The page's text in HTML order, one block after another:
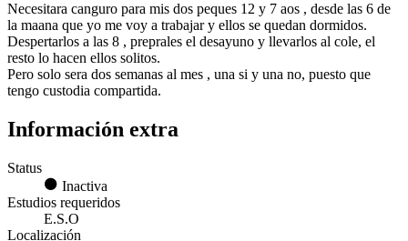
Necesitara canguro para mis dos peques 12 y 7 aos , desde las 6 de
la maana que yo me voy a trabajar y ellos se quedan dormidos.
Despertarlos a las 8 , preprales el desayuno y llevarlos al cole, el
resto lo hacen ellos solitos.
Pero solo sera dos semanas al mes , una si y una no, puesto que
tengo custodia compartida.
Información extra
Status
Inactiva
Estudios requeridos
E.S.O
Localización